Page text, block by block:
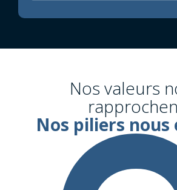
Nos valeurs
Nos piliers nous